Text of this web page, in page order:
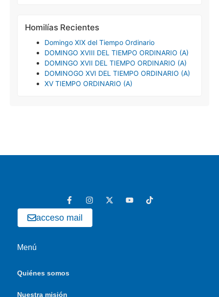
Homilías Recientes
Domingo XIX del Tiempo Ordinario
DOMINGO XVIII DEL TIEMPO ORDINARIO (A)
DOMINGO XVII DEL TIEMPO ORDINARIO (A)
DOMINOGO XVI DEL TIEMPO ORDINARIO (A)
XV TIEMPO ORDINARIO (A)
acceso mail
Menú
Quiénes somos
Nuestra misión